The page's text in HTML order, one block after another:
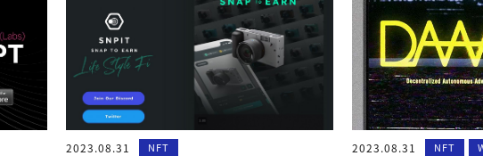
2023.08.31 NFT 2023.08.31 NFT